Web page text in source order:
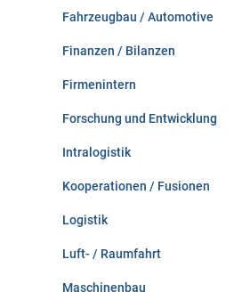
Fahrzeugbau / Automotive
Finanzen / Bilanzen
Firmenintern
Forschung und Entwicklung
Intralogistik
Kooperationen / Fusionen
Logistik
Luft- / Raumfahrt
Maschinenbau